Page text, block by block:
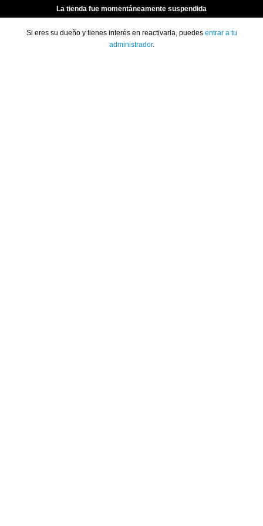
La tienda fue momentáneamente suspendida
Si eres su dueño y tienes interés en reactivarla, puedes entrar a tu
administrador.